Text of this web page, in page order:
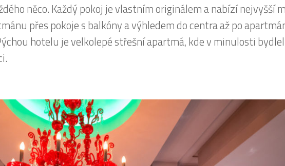
něco. Každý pokoj je vlastním originálem a nabízí nejvyšší
přes pokoje s balkóny a výhledem do centra až po
hotelu je velkolepé střešní apartmá, kde v minulosti